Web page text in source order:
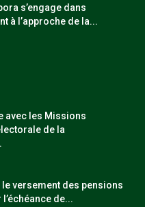
s’engage dans
à l’approche de la...
avec les Missions
de la
le versement des pensions
de...